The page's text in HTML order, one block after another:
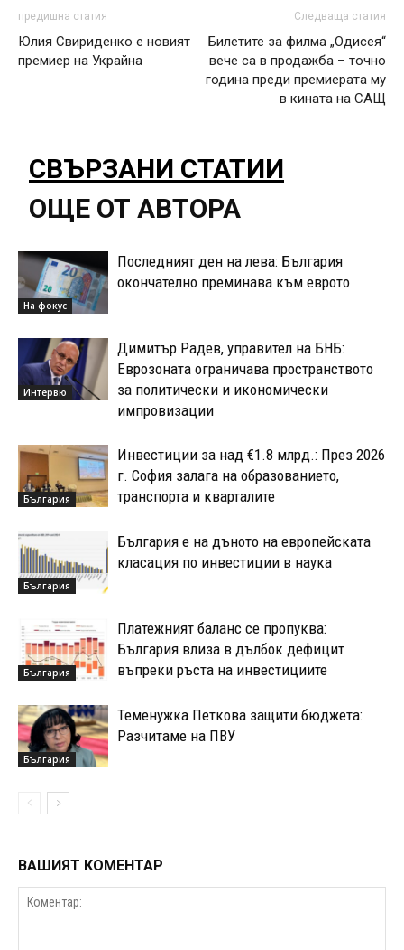
предишна статия
Юлия Свириденко е новият
премиер на Украйна
Следваща статия
Билетите за филма „Одисея“
вече са в продажба – точно
година преди премиерата му
в кината на САЩ
СВЪРЗАНИ СТАТИИ
ОЩЕ ОТ АВТОРА
На фокус
Последният ден на лева: България
окончателно преминава към еврото
Интервю
Димитър Радев, управител на БНБ:
Еврозоната ограничава пространството
за политически и икономически
импровизации
България
Инвестиции за над €1.8 млрд.: През 2026
г. София залага на образованието,
транспорта и кварталите
България
България е на дъното на европейската
класация по инвестиции в наука
България
Платежният баланс се пропуква:
България влиза в дълбок дефицит
въпреки ръста на инвестициите
България
Теменужка Петкова защити бюджета:
Разчитаме на ПВУ
ВАШИЯТ КОМЕНТАР